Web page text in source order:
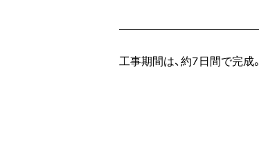
工事期間は、約7日間で完成。